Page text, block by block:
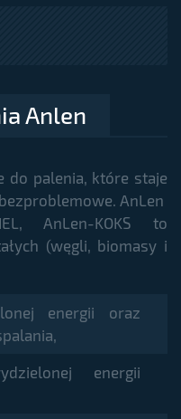
Anlen
do palenia, które staje
AnLen
AnLen-KOKS to
(węgli, biomasy i
energii oraz
energii